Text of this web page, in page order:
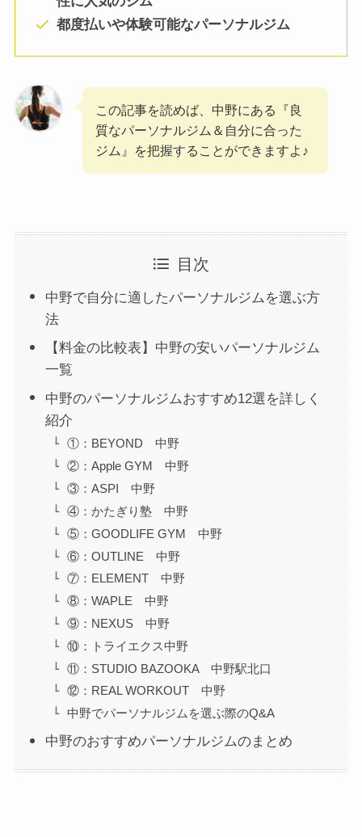
都度払いや体験可能なパーソナルジム
この記事を読めば、中野にある『良
質なパーソナルジム＆自分に合った
ジム』を把握することができますよ♪
目次
中野で自分に適したパーソナルジムを選ぶ方
法
【料金の比較表】中野の安いパーソナルジム
一覧
中野のパーソナルジムおすすめ12選を詳しく
紹介
①：BEYOND 中野
②：Apple GYM 中野
③：ASPI 中野
④：かたぎり塾 中野
⑤：GOODLIFE GYM 中野
⑥：OUTLINE 中野
⑦：ELEMENT 中野
⑧：WAPLE 中野
⑨：NEXUS 中野
⑩：トライエクス中野
⑪：STUDIO BAZOOKA 中野駅北口
⑫：REAL WORKOUT 中野
中野でパーソナルジムを選ぶ際のQ&A
中野のおすすめパーソナルジムのまとめ